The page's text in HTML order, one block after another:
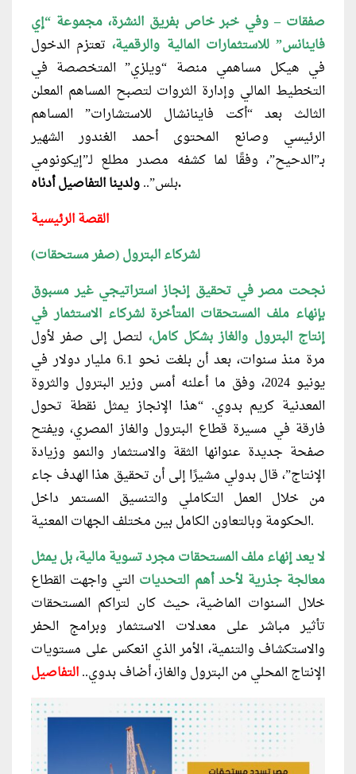
صفقات – وفي خبر خاص بفريق النشرة، مجموعة “إي
فاينانس” للاستثمارات المالية والرقمية، تعتزم الدخول
في هيكل مساهمي منصة “ويلزي” المتخصصة في
التخطيط المالي وإدارة الثروات لتصبح المساهم المعلن
الثالث بعد “أكت فاينانشال للاستشارات” المساهم
الرئيسي وصانع المحتوى أحمد الغندور الشهير
بـ”الدحيح”، وفقًا لما كشفه مصدر مطلع لـ”إيكونومي
بلس”..ولدينا التفاصيل أدناه.
القصة الرئيسية
(صفر مستحقات) لشركاء البترول
نجحت مصر في تحقيق إنجاز استراتيجي غير مسبوق
بإنهاء ملف المستحقات المتأخرة لشركاء الاستثمار في
إنتاج البترول والغاز بشكل كامل، لتصل إلى صفر لأول
مرة منذ سنوات، بعد أن بلغت نحو 6.1 مليار دولار في
يونيو 2024، وفق ما أعلنه أمس وزير البترول والثروة
المعدنية كريم بدوي. “هذا الإنجاز يمثل نقطة تحول
فارقة في مسيرة قطاع البترول والغاز المصري، ويفتح
صفحة جديدة عنوانها الثقة والاستثمار والنمو وزيادة
الإنتاج”، قال بدولي مشيرًا إلى أن تحقيق هذا الهدف جاء
من خلال العمل التكاملي والتنسيق المستمر داخل
الحكومة وبالتعاون الكامل بين مختلف الجهات المعنية.
لا يعد إنهاء ملف المستحقات مجرد تسوية مالية، بل يمثل
معالجة جذرية لأحد أهم التحديات التي واجهت القطاع
خلال السنوات الماضية، حيث كان لتراكم المستحقات
تأثير مباشر على معدلات الاستثمار وبرامج الحفر
والاستكشاف والتنمية، الأمر الذي انعكس على مستويات
الإنتاج المحلي من البترول والغاز، أضاف بدوي..التفاصيل